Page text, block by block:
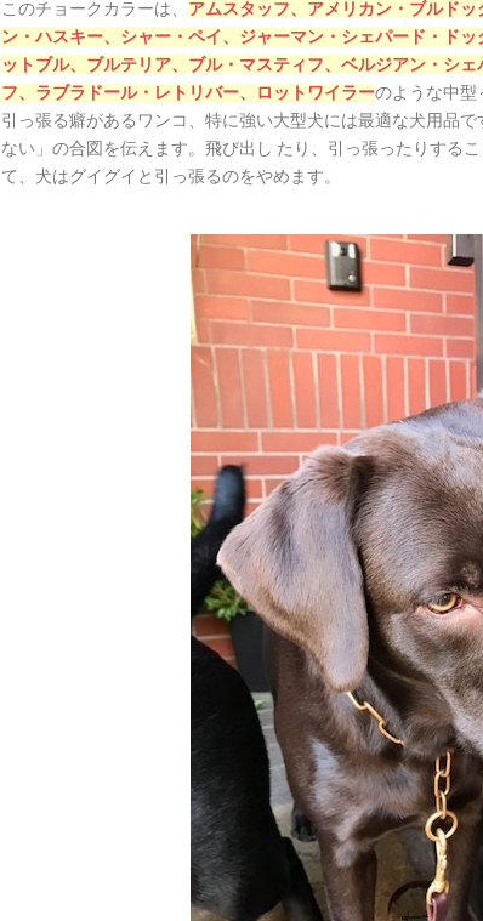
このチョークカラーは、 アムスタッフ、 アメリカン・ブルドッ
ン・ハスキー、 シャー・ペイ、 ジャーマン・シェパード・ドッ
ットブル、 ブルテリア、 ブル・マスティフ、 ベルジアン・シェ
フ、 ラブラドール・レトリバー、 ロットワイラーのような中型
引っ張る癖があるワンコ、特に強い大型犬には最適な犬用品
ない」の合図を伝えます。飛び出し たり、引っ張ったりする
て、犬はグイグイと引っ張るのをやめます。